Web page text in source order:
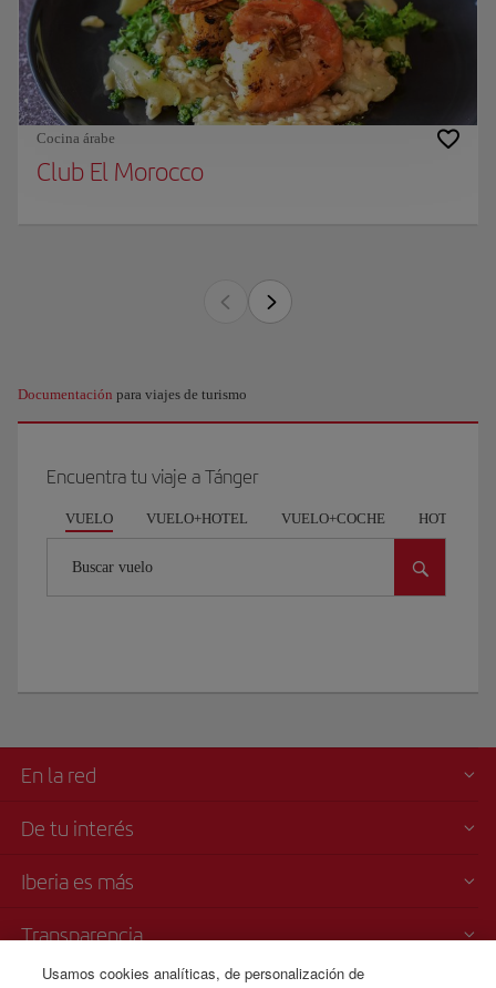
Cocina árabe
Club El Morocco
Documentación para viajes de turismo
Encuentra tu viaje a Tánger
VUELO VUELO+HOTEL VUELO+COCHE HOTEL
Buscar vuelo
En la red
De tu interés
Iberia es más
Transparencia
Usamos cookies analíticas, de personalización de